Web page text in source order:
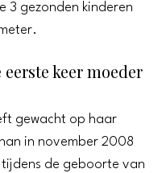
3 gezonden kinderen
keer moeder
gewacht op haar
in november 2008
tijdens de geboorte van